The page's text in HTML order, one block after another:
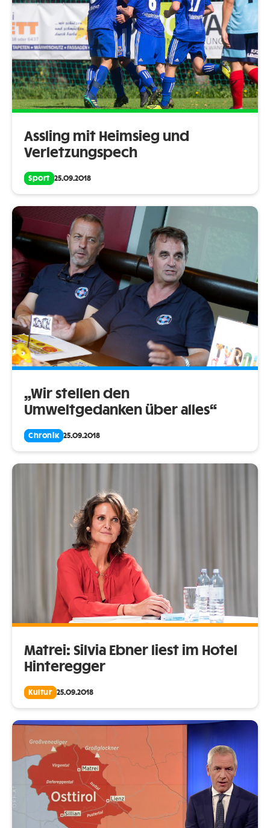
Assling mit Heimsieg und
Verletzungspech
Sport 25.09.2018
„Wir stellen den
Umweltgedanken über alles“
Chronik 25.09.2018
Matrei: Silvia Ebner liest im Hotel
Hinteregger
Kultur 25.09.2018